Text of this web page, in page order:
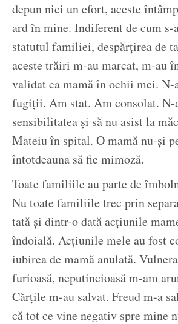
depun nici un efort, aceste
ard în mine. Indiferent de cum
statutul familiei, despărțirea de
aceste trăiri m-au marcat, m-au
validat ca mamă în ochii mei. N-
fugiții. Am stat. Am consolat. N-
sensibilitatea și să nu asist la
Mateiu în spital. O mamă nu-și
întotdeauna să fie mimoză.
Toate familiile au parte de
Nu toate familiile trec prin
tată și dintr-o dată acțiunile
îndoială. Acțiunile mele au fost
iubirea de mamă anulată.
furioasă, neputincioasă m-am
Cărțile m-au salvat. Freud m-a
că tot ce vine negativ spre mine